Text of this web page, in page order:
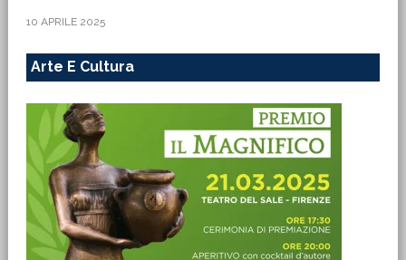
10 APRILE 2025
Arte E Cultura